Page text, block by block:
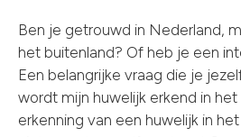
Ben je getrouwd in Nederland,
het buitenland? Of heb je een
Een belangrijke vraag die je
wordt mijn huwelijk erkend in
erkenning van een huwelijk in